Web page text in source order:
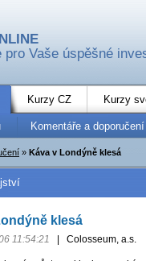
pro Vaše úspěšné
Kurzy CZ Kurzy
Komentáře a doporučení
» Káva v Londýně klesá
klesá
11:54:21 Colosseum, a.s.